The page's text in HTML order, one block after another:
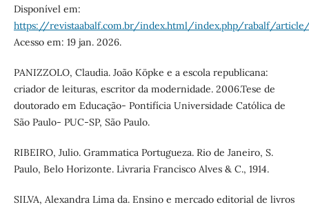
Disponível em:
https://revistaabalf.com.br/index.html/index.php/rabalf/
Acesso em: 19 jan. 2026.
PANIZZOLO, Claudia. João Köpke e a escola republicana:
criador de leituras, escritor da modernidade. 2006.Tese de
doutorado em Educação- Pontifícia Universidade Católica de
São Paulo- PUC-SP, São Paulo.
RIBEIRO, Julio. Grammatica Portugueza. Rio de Janeiro, S.
Paulo, Belo Horizonte. Livraria Francisco Alves & C., 1914.
SILVA, Alexandra Lima da. Ensino e mercado editorial de livros